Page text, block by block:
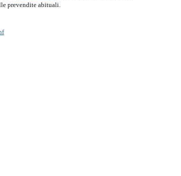
prevendite abituali.